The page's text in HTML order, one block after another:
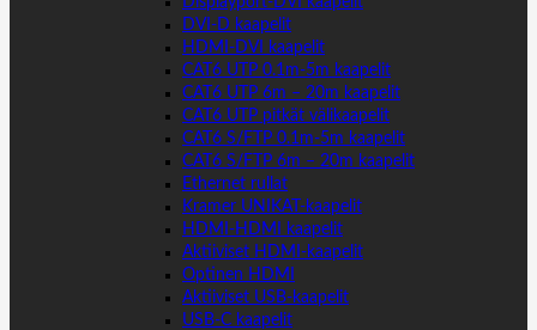
DVI-D kaapelit
HDMI-DVI kaapelit
CAT6 UTP 0.1m-5m kaapelit
CAT6 UTP 6m – 20m kaapelit
CAT6 UTP pitkät välikaapelit
CAT6 S/FTP 0.1m-5m kaapelit
CAT6 S/FTP 6m – 20m kaapelit
Ethernet rullat
Kramer UNIKAT-kaapelit
HDMI-HDMI kaapelit
Aktiiviset HDMI-kaapelit
Optinen HDMI
Aktiiviset USB-kaapelit
USB-C kaapelit